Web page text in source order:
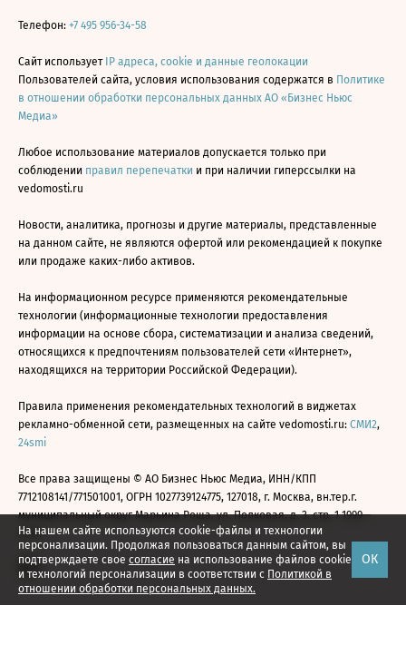
На нашем сайте используются cookie-файлы и технологии
персонализации. Продолжая пользоваться данным сайтом, вы
подтверждаете свое согласие на использование файлов cookie
и технологий персонализации в соответствии с Политикой в
отношении обработки персональных данных.
ОК
Телефон: +7 495 956-34-58
Сайт использует IP адреса, cookie и данные геолокации
Пользователей сайта, условия использования содержатся в Политике
в отношении обработки персональных данных АО «Бизнес Ньюс
Медиа»
Любое использование материалов допускается только при
соблюдении правил перепечатки и при наличии гиперссылки на
vedomosti.ru
Новости, аналитика, прогнозы и другие материалы, представленные
на данном сайте, не являются офертой или рекомендацией к покупке
или продаже каких-либо активов.
На информационном ресурсе применяются рекомендательные
технологии (информационные технологии предоставления
информации на основе сбора, систематизации и анализа сведений,
относящихся к предпочтениям пользователей сети «Интернет»,
находящихся на территории Российской Федерации).
Правила применения рекомендательных технологий в виджетах
рекламно-обменной сети, размещенных на сайте vedomosti.ru: СМИ2,
24smi
Все права защищены © АО Бизнес Ньюс Медиа, ИНН/КПП
7712108141/771501001, ОГРН 1027739124775, 127018, г. Москва, вн.тер.г.
муниципальный округ Марьина Роща, ул. Полковая, д. 3, стр. 1 1999—
2026